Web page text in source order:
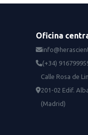
Oficina
(+34)
Calle Rosa de
201-02 Edif.
(Madrid)